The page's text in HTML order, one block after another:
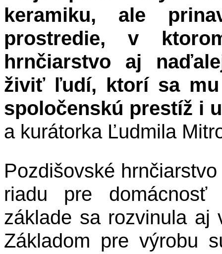
keramiku, ale
prostredie, v
hrnčiarstvo aj
živiť ľudí, ktorí sa
spoločenskú prestíž i
a kurátorka Ľudmila
Pozdišovské
riadu pre
základe sa rozvinula aj
Základom pre výrobu